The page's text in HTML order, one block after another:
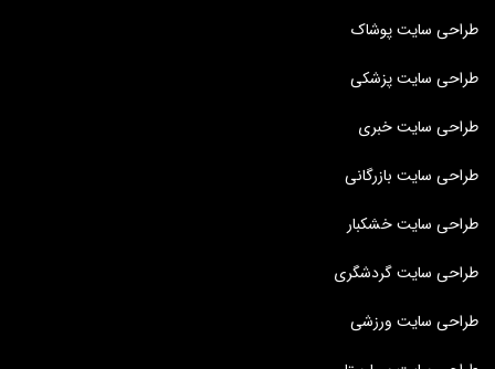
طراحی سایت پوشاک
طراحی سایت پزشکی
طراحی سایت خبری
طراحی سایت بازرگانی
طراحی سایت خشکبار
طراحی سایت گردشگری
طراحی سایت ورزشی